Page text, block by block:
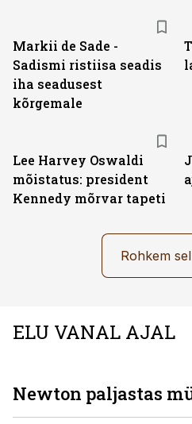
Markii de Sade -
Sadismi ristiisa seadis
iha seadusest
kõrgemale
Lee Harvey Oswaldi
mõistatus: president
Kennedy mõrvar tapeti
Rohkem
ELU VANAL AJAL
Newton paljastas